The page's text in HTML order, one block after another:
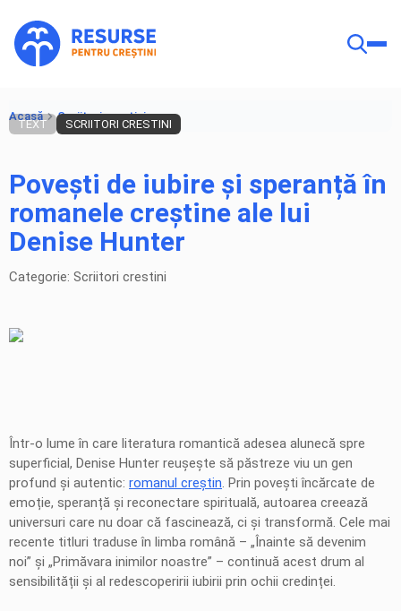
Acasă Scriitori crestini
TEXT SCRIITORI CRESTINI
Povești de iubire și speranță în
romanele creștine ale lui
Denise Hunter
Categorie: Scriitori crestini
Într-o lume în care literatura romantică adesea alunecă spre
superficial, Denise Hunter reușește să păstreze viu un gen
profund și autentic: romanul creștin. Prin povești încărcate de
emoție, speranță și reconectare spirituală, autoarea creează
universuri care nu doar că fascinează, ci și transformă. Cele mai
recente titluri traduse în limba română – „Înainte să devenim
noi” și „Primăvara inimilor noastre” – continuă acest drum al
sensibilității și al redescoperirii iubirii prin ochii credinței.